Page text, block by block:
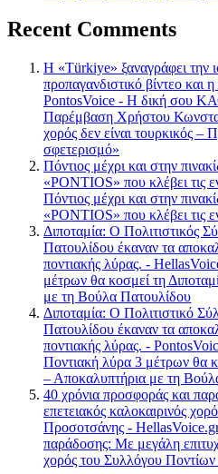
Recent Comments
Η «Türkiye» ξαναγράφει την
προπαγανδιστικό βίντεο και
PontosVoice - H δική σου
Παρέμβαση Χρήστου
χορός δεν είναι τουρκικός –
σφετερισμό»
Πόντιος μέχρι και στην
«PONTIOS» που κλέβει τις
Πόντιος μέχρι και στην
«PONTIOS» που κλέβει τις
Διποταμία: Ο Πολιτιστικός
Πατουλίδου έκαναν τα
ποντιακής λύρας. -
μέτρων θα κοσμεί τη
με τη Βούλα Πατουλίδου
Διποταμία: Ο Πολιτιστικό
Πατουλίδου έκαναν τα
ποντιακής λύρας. -
Ποντιακή λύρα 3 μέτρων θα
– Αποκαλυπτήρια με τη
40 χρόνια προσφοράς και
επετειακός καλοκαιρινός
Προσοτσάνης -
παράδοσης: Με μεγάλη
χορός του Συλλόγου